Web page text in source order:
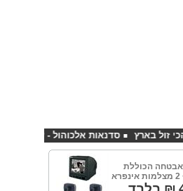
סדנאות אלכוהול - ערב גיבוש לחברות בארץ
הכוללת